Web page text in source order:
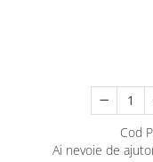
Cod
Ai nevoie de